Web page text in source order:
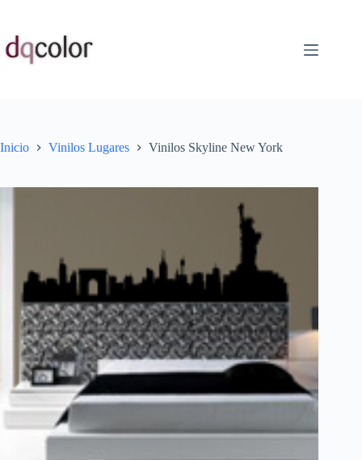
contenido
Inicio Vinilos Lugares Vinilos Skyline New York